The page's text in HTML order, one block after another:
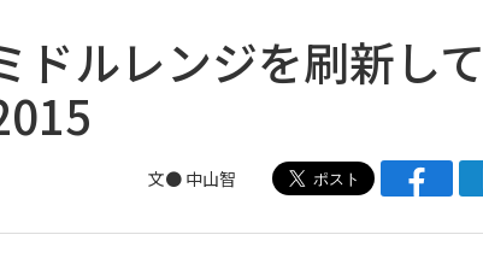
ドルレンジを刷新し
文● 中山智